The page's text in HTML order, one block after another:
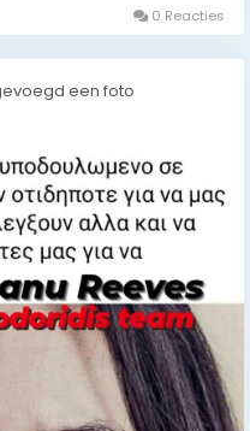
0 Reacties
een foto